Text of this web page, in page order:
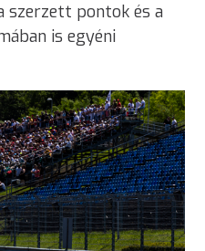
szerzett pontok és a
is egyéni